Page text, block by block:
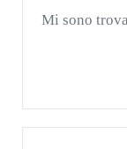
Mi sono